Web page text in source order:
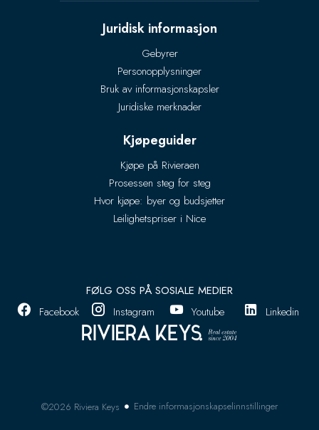
Juridisk informasjon
Gebyrer
Personopplysninger
Bruk av informasjonskapsler
Juridiske merknader
Kjøpeguider
Kjøpe på Rivieraen
Prosessen steg for steg
Hvor kjøpe: byer og budsjetter
Leilighetspriser i Nice
FØLG OSS PÅ SOSIALE MEDIER
Facebook
Instagram Youtube Linkedin
©2026 Riviera Keys Endre informasjonskapselinnstillinger